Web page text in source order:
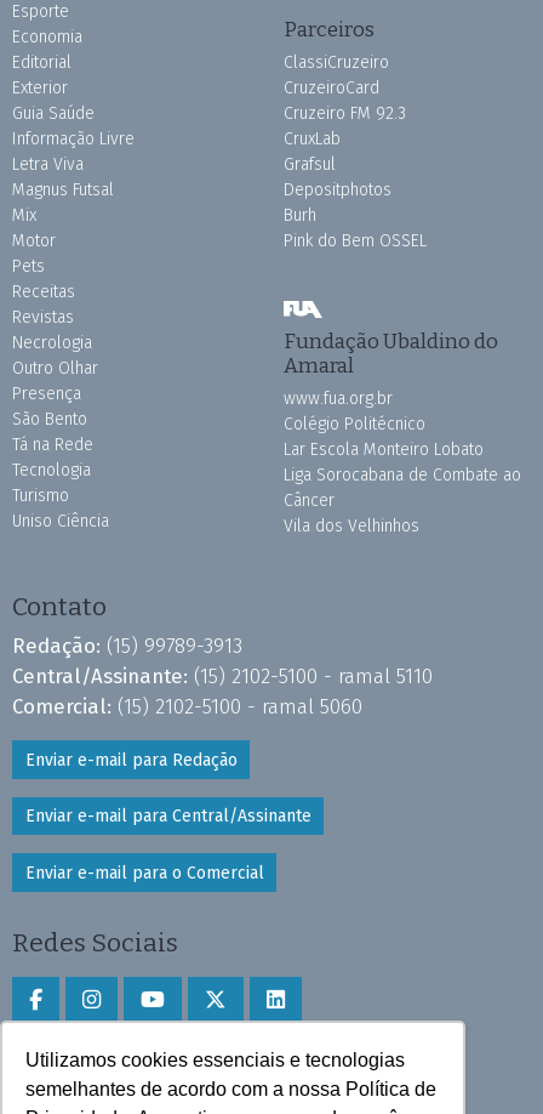
Utilizamos cookies essenciais e tecnologias
semelhantes de acordo com a nossa Política de
Esporte
Economia
Editorial
Exterior
Guia Saúde
Informação Livre
Letra Viva
Magnus Futsal
Mix
Motor
Pets
Receitas
Revistas
Necrologia
Outro Olhar
Presença
São Bento
Tá na Rede
Tecnologia
Turismo
Uniso Ciência
Parceiros
ClassiCruzeiro
CruzeiroCard
Cruzeiro FM 92.3
CruxLab
Grafsul
Depositphotos
Burh
Pink do Bem OSSEL
Fundação Ubaldino do
Amaral
www.fua.org.br
Colégio Politécnico
Lar Escola Monteiro Lobato
Liga Sorocabana de Combate ao
Câncer
Vila dos Velhinhos
Contato
Redação: (15) 99789-3913
Central/Assinante: (15) 2102-5100 - ramal 5110
Comercial: (15) 2102-5100 - ramal 5060
Enviar e-mail para Redação
Enviar e-mail para Central/Assinante
Enviar e-mail para o Comercial
Redes Sociais
Faça download do aplicativo